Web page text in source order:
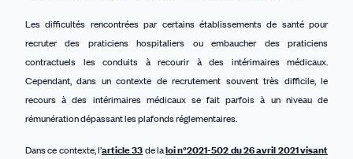
Les difficultés rencontrées par certains établissements de santé pour
recruter des praticiens hospitaliers ou embaucher des praticiens
contractuels les conduits à recourir à des intérimaires médicaux.
Cependant, dans un contexte de recrutement souvent très difficile, le
recours à des intérimaires médicaux se fait parfois à un niveau de
rémunération dépassant les plafonds réglementaires.
Dans ce contexte, l’article 33de laloi n°2021-502 du 26 avril 2021 visant